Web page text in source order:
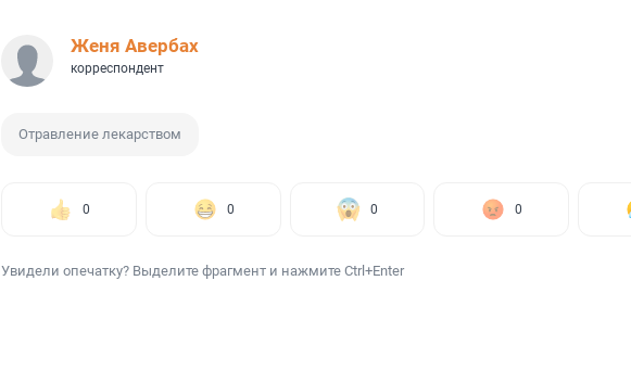
Женя Авербах
корреспондент
Отравление лекарством
0 0 0 0
Увидели опечатку? Выделите фрагмент и нажмите Ctrl+Enter